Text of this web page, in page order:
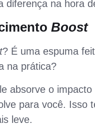
diferença na hora
Boost
? É uma espuma
na prática?
absorve o
para você. Isso
leve.